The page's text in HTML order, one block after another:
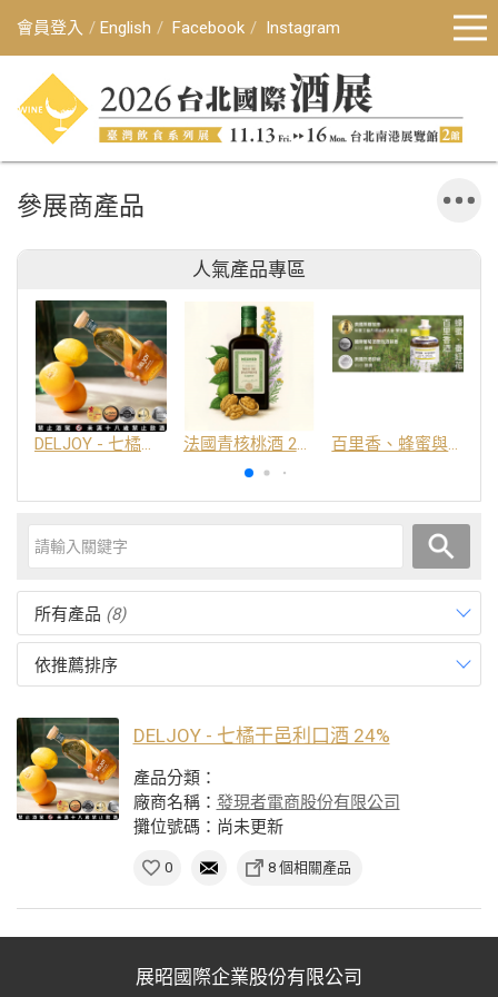
會員登入 English Facebook Instagram
參展商產品
人氣產品專區
DELJOY - 七橘干邑利口酒 24% 法國青核桃酒 25% 百里香、蜂蜜與番紅花酒
所有產品 (8)
依推薦排序
DELJOY - 七橘干邑利口酒 24%
產品分類：
廠商名稱： 發現者電商股份有限公司
攤位號碼：尚未更新
0 8 個相關產品
展昭國際企業股份有限公司